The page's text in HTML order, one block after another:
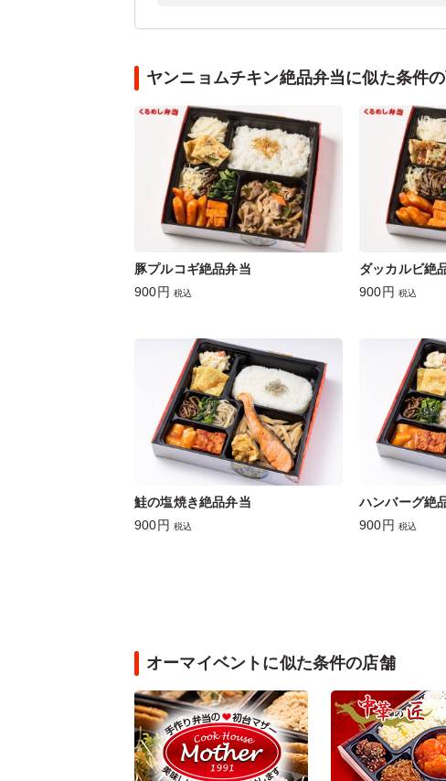
ヤンニョムチキン絶品弁当に似た条件
豚プルコギ絶品弁当
900円 税込
ダッカルビ絶
900円 税込
鮭の塩焼き絶品弁当
900円 税込
ハンバーグ絶
900円 税込
オーマイベントに似た条件の店舗